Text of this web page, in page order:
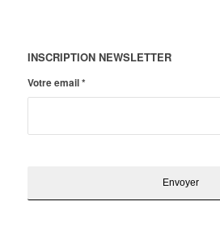
INSCRIPTION NEWSLETTER
Votre email*